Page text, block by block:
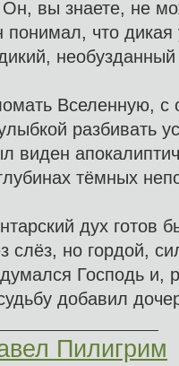
вы знаете, не
понимал, что дикая
Вселенную, с
разбивать
виден
тёмных
дух готов
слёз, но гордой,
Господь и,
добавил
Пилигрим